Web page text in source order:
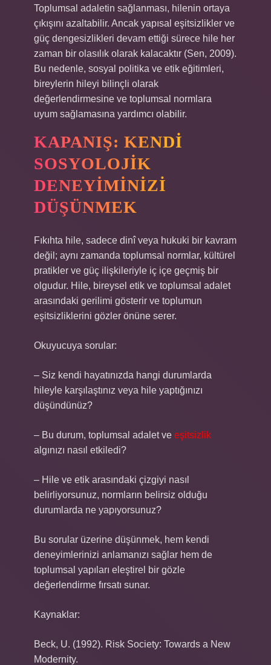
Toplumsal adaletin sağlanması, hilenin ortaya
çıkışını azaltabilir. Ancak yapısal eşitsizlikler ve
güç dengesizlikleri devam ettiği sürece hile her
zaman bir olasılık olarak kalacaktır (Sen, 2009).
Bu nedenle, sosyal politika ve etik eğitimleri,
bireylerin hileyi bilinçli olarak
değerlendirmesine ve toplumsal normlara
uyum sağlamasına yardımcı olabilir.
KAPANIŞ: KENDI
SOSYOLOJIK
DENEYIMINIZI
DÜŞÜNMEK
Fıkıhta hile, sadece dinî veya hukuki bir kavram
değil; aynı zamanda toplumsal normlar, kültürel
pratikler ve güç ilişkileriyle iç içe geçmiş bir
olgudur. Hile, bireysel etik ve toplumsal adalet
arasındaki gerilimi gösterir ve toplumun
eşitsizliklerini gözler önüne serer.
Okuyucuya sorular:
– Siz kendi hayatınızda hangi durumlarda
hileyle karşılaştınız veya hile yaptığınızı
düşündünüz?
– Bu durum, toplumsal adalet ve eşitsizlik
algınızı nasıl etkiledi?
– Hile ve etik arasındaki çizgiyi nasıl
belirliyorsunuz, normların belirsiz olduğu
durumlarda ne yapıyorsunuz?
Bu sorular üzerine düşünmek, hem kendi
deneyimlerinizi anlamanızı sağlar hem de
toplumsal yapıları eleştirel bir gözle
değerlendirme fırsatı sunar.
Kaynaklar:
Beck, U. (1992). Risk Society: Towards a New
Modernity.